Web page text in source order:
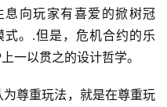
向玩家有喜爱的掀树冠
。.但是，危机合约的乐
一以贯之的设计哲学。
尊重玩法，就是在尊重玩